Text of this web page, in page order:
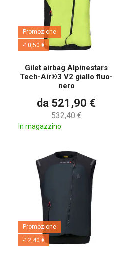
Promozione
-10,50 €
Gilet airbag Alpinestars
Tech-Air®3 V2 giallo fluo-
nero
da 521,90 €
532,40 €
In magazzino
Promozione
-12,40 €